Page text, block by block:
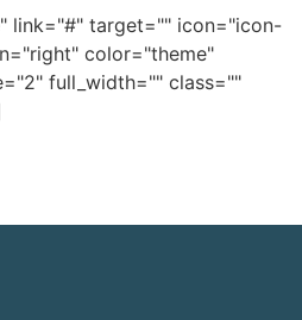
link="#" target="" icon="icon-
color="theme"
full_width="" class=""